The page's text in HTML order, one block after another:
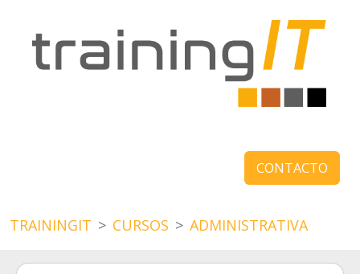
CONTACTO
TRAININGIT CURSOS ADMINISTRATIVA